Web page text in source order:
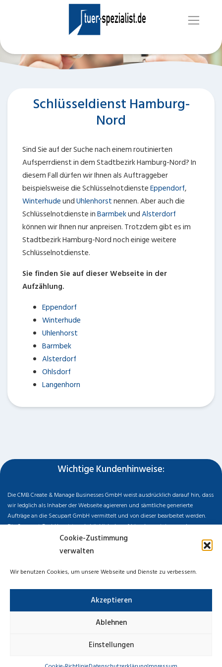
Cookie-Zustimmung
verwalten
Wir benutzen Cookies, um unsere Webseite und Dienste zu verbessern.
Akzeptieren
Ablehnen
Einstellungen
Schlüsseldienst Hamburg-
Nord
Sind Sie auf der Suche nach einem routinierten
Aufsperrdienst in dem Stadtbezirk Hamburg-Nord? In
diesem Fall dürfen wir Ihnen als Auftraggeber
beispielsweise die SchlüsselnotdiensteEppendorf,
WinterhudeundUhlenhorstnennen. Aber auch die
Schlüsselnotdienste inBarmbekundAlsterdorf
können wir Ihnen nur anpreisen. Trotzdem gibt es im
Stadtbezirk Hamburg-Nord noch einige weitere
Schlüsselnotdienste.
Sie finden Sie auf dieser Webseite in der
Aufzählung.
Eppendorf
Winterhude
Uhlenhorst
Barmbek
Alsterdorf
Ohlsdorf
Langenhorn
Wichtige Kundenhinweise:
Die CMB Create & Manage Businesses GmbH weist ausdrücklich darauf hin, dass
wir ledglich als Inhaber der Webseite agiereren und sämtliche generierte
Aufträge an die Secupart GmbH vermittelt und von dieser bearbeitet werden.
Die Secupart GmbH weist nachdrücklich darauf hin, dass wir in manchen
Ortschaften keine Zweigstelle haben, sondern die gewünschten Services als
mobiler Dienstleister zu unserem fairen Ortstarif bieten. Neben eigenen
zusammen, an die wir den Auftrag dann weiter vermitteln. Im Falle eines
der Fremdfirmen haften. Haftungsansprüche sind direkt gegenüber der
Kooperationsfirma vor Ort zu stellen und nicht an uns zu richten. Entnehmen Sie
die Daten und die Preise des Partners bitte dem Auftragsformular, welches Sie
Datenschutzerklärung